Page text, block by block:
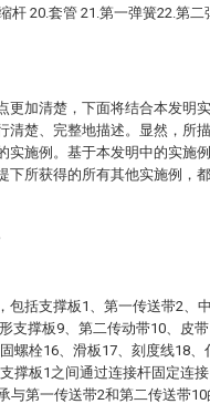
杆 20.套管 21.第一弹簧22.第二
更加清楚，下面将结合本发明
清楚、完整地描述。显然，所
实施例。基于本发明中的实施
下所获得的所有其他实施例，
包括支撑板1、第一传送带2、
支撑板9、第二传动带10、皮
螺栓16、滑板17、刻度线18、
撑板1之间通过连接杆固定连
与第一传送带2和第二传送带